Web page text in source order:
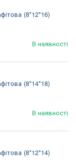
(8*12*16)
В наявності
(8*14*18)
В наявності
(8*12*14)